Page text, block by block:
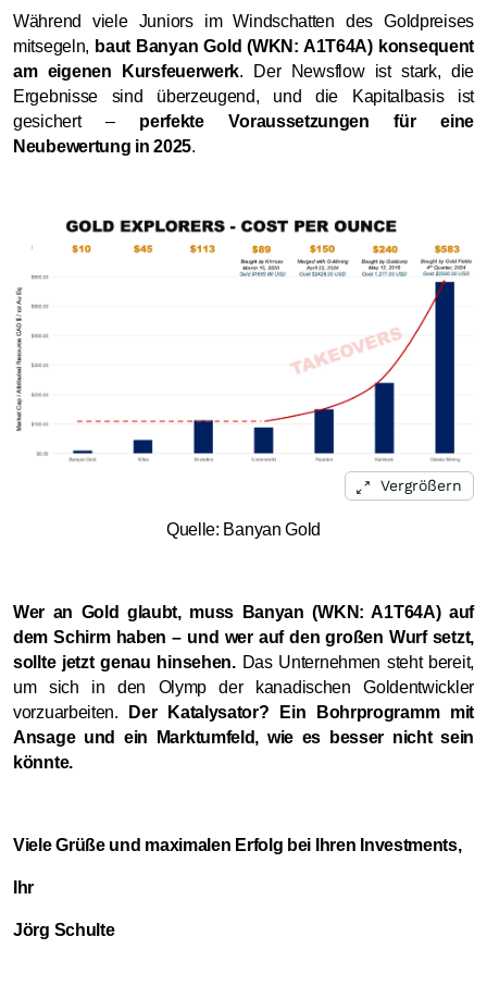
Während viele Juniors im Windschatten des Goldpreises
mitsegeln, baut Banyan Gold (WKN: A1T64A) konsequent
am eigenen Kursfeuerwerk. Der Newsflow ist stark, die
Ergebnisse sind überzeugend, und die Kapitalbasis ist
gesichert – perfekte Voraussetzungen für eine
Neubewertung in 2025.
Vergrößern
Quelle: Banyan Gold
Wer an Gold glaubt, muss Banyan (WKN: A1T64A) auf
dem Schirm haben – und wer auf den großen Wurf setzt,
sollte jetzt genau hinsehen. Das Unternehmen steht bereit,
um sich in den Olymp der kanadischen Goldentwickler
vorzuarbeiten.
Der Katalysator? Ein Bohrprogramm mit
Ansage und ein Marktumfeld, wie es besser nicht sein
könnte.
Viele Grüße und maximalen Erfolg bei Ihren Investments,
Ihr
Jörg Schulte